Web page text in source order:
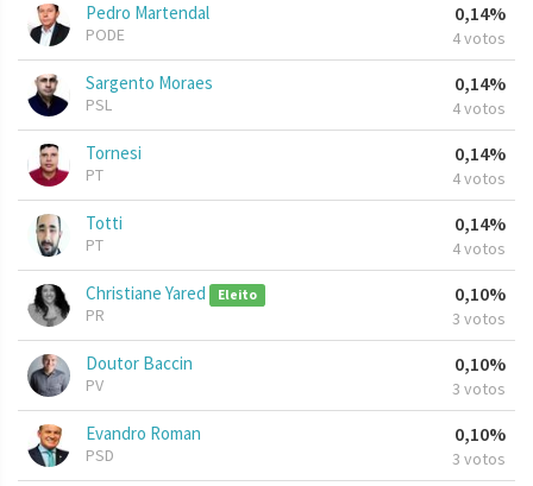
Pedro Martendal
PODE
0,14%
4 votos
Sargento Moraes
PSL
0,14%
4 votos
Tornesi
PT
0,14%
4 votos
Totti
PT
0,14%
4 votos
Christiane Yared Eleito
PR
0,10%
3 votos
Doutor Baccin
PV
0,10%
3 votos
Evandro Roman
PSD
0,10%
3 votos